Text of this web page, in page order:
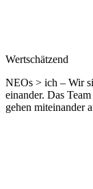
Wertschätzend
NEOs > ich – Wir
einander. Das
gehen miteinander